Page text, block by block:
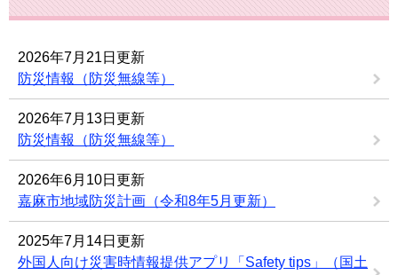
2026年7月21日更新
防災情報（防災無線等）
2026年7月13日更新
防災情報（防災無線等）
2026年6月10日更新
嘉麻市地域防災計画（令和8年5月更新）
2025年7月14日更新
外国人向け災害時情報提供アプリ「Safety tips」（国土